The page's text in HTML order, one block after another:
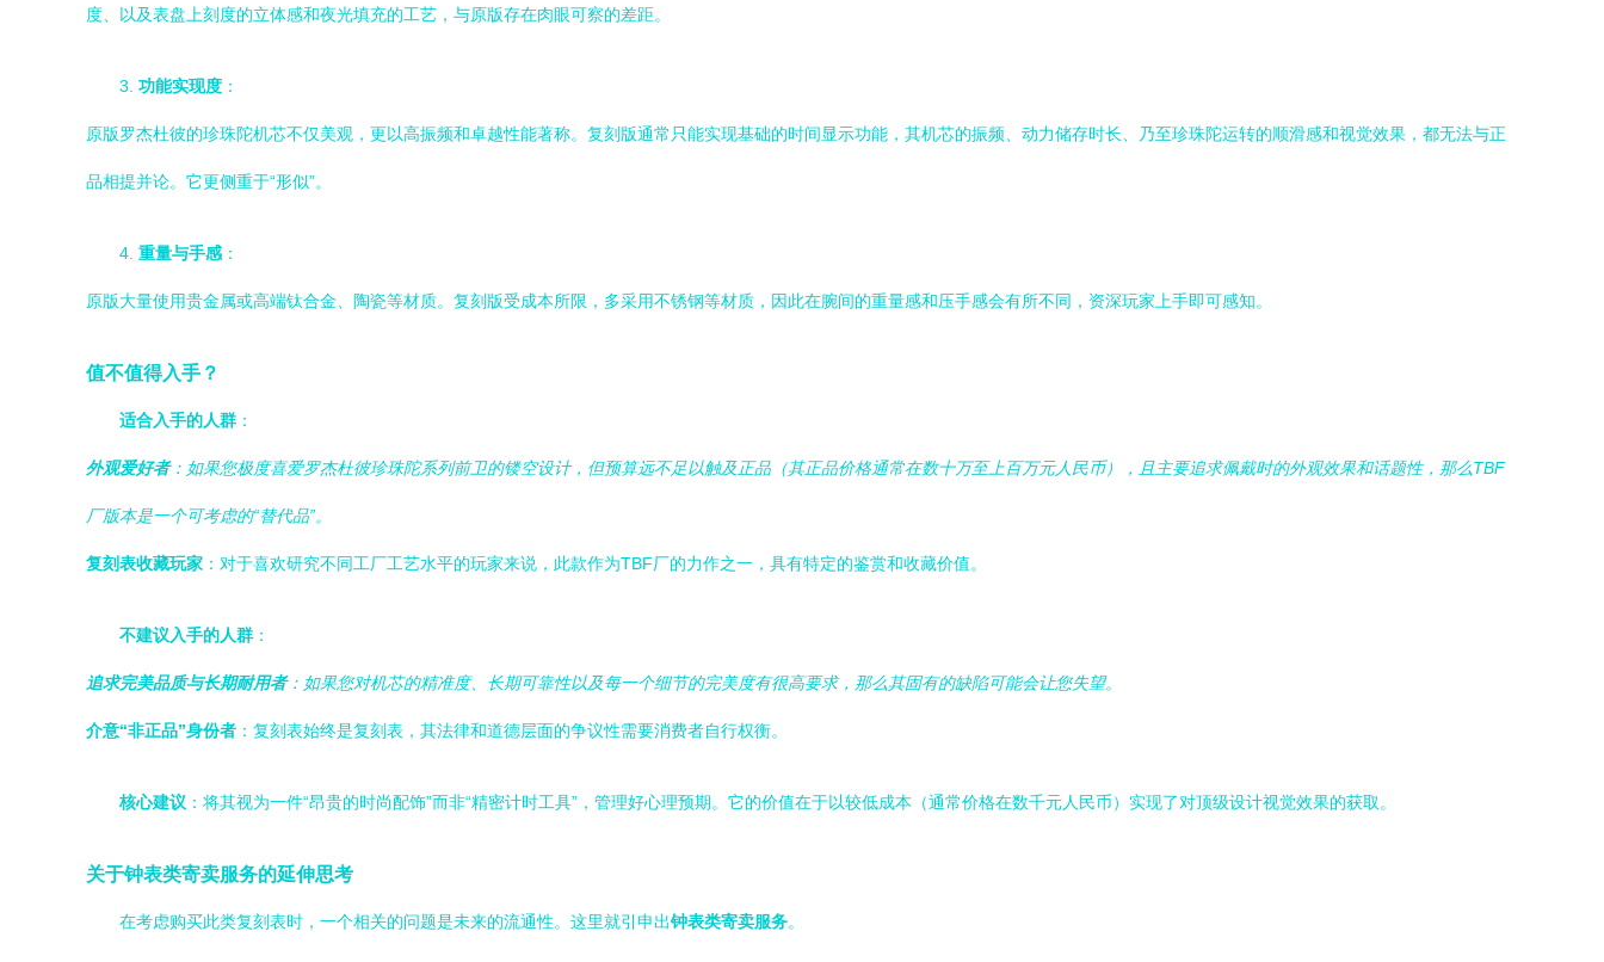
度、以及表盘上刻度的立体感和夜光填充的工艺，与原版存在肉眼可察的差距。
3. 功能实现度 ：
原版罗杰杜彼的珍珠陀机芯不仅美观，更以高振频和卓越性能著称。复刻版通常只能实现基础的时间显示功能，其机芯的振频、动力储存时长、乃至珍珠陀运转的顺滑感和视觉效果，都无法与正
品相提并论。它更侧重于“形似”。
4. 重量与手感 ：
原版大量使用贵金属或高端钛合金、陶瓷等材质。复刻版受成本所限，多采用不锈钢等材质，因此在腕间的重量感和压手感会有所不同，资深玩家上手即可感知。
值不值得入手？
适合入手的人群 ：
外观爱好者：如果您极度喜爱罗杰杜彼珍珠陀系列前卫的镂空设计，但预算远不足以触及正品（其正品价格通常在数十万至上百万元人民币），且主要追求佩戴时的外观效果和话题性，那么TBF
厂版本是一个可考虑的“替代品”。
复刻表收藏玩家 ：对于喜欢研究不同工厂工艺水平的玩家来说，此款作为TBF厂的力作之一，具有特定的鉴赏和收藏价值。
不建议入手的人群 ：
追求完美品质与长期耐用者：如果您对机芯的精准度、长期可靠性以及每一个细节的完美度有很高要求，那么其固有的缺陷可能会让您失望。
介意“非正品”身份者 ：复刻表始终是复刻表，其法律和道德层面的争议性需要消费者自行权衡。
核心建议 ：将其视为一件“昂贵的时尚配饰”而非“精密计时工具”，管理好心理预期。它的价值在于以较低成本（通常价格在数千元人民币）实现了对顶级设计视觉效果的获取。
关于钟表类寄卖服务的延伸思考
在考虑购买此类复刻表时，一个相关的问题是未来的流通性。这里就引申出钟表类寄卖服务。